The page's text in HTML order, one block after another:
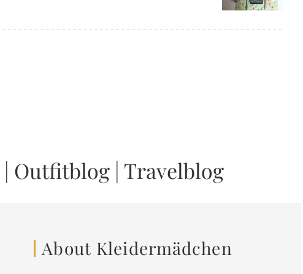
| Outfitblog | Travelblog
About Kleidermädchen